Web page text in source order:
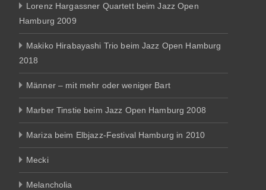
Lorenz Hargassner Quartett beim Jazz Open
Hamburg 2009
Makiko Hirabayashi Trio beim Jazz Open Hamburg
2018
Männer – mit mehr oder weniger Bart
Marber Tinstie beim Jazz Open Hamburg 2008
Mariza beim Elbjazz-Festival Hamburg in 2010
Mecki
Melancholia